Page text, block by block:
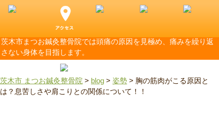
茨木市まつお鍼灸整骨院では頭痛の原因を見極め、痛みを繰り返
さない身体を目指します。
茨木市 まつお鍼灸整骨院 > blog > 姿勢 > 胸の筋肉がこる原因と
は？息苦しさや肩こりとの関係について！！